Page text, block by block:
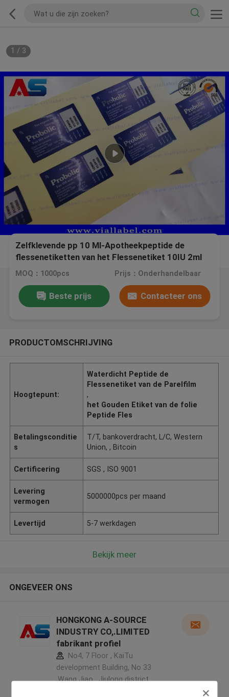
1 / 3
Zelfklevende pp 10 Ml-Apotheekpeptide de
flessenetiketten van het Flessenetiket 10IU 2ml
MOQ：1000pcs Prijs：Onderhandelbaar
Beste prijs Contacteer ons
PRODUCTOMSCHRIJVING
Hoogtepunt:
Waterdicht Peptide de
Flessenetiket van de Parelfilm
,
het Gouden Etiket van de folie
Peptide Fles
Betalingsconditie
s
T/T, bankoverdracht, L/C, Western
Union, , Bitcoin
Certificering SGS , ISO 9001
Levering
vermogen
5000000pcs per maand
Levertijd 5-7 werkdagen
Bekijk meer
ONGEVEER ONS
HONGKONG A-SOURCE
INDUSTRY CO,.LIMITED
fabrikant profiel
No4, 7 Floor , KaiTu
development Building, No 33
,Wang Jiao , Jiulong district